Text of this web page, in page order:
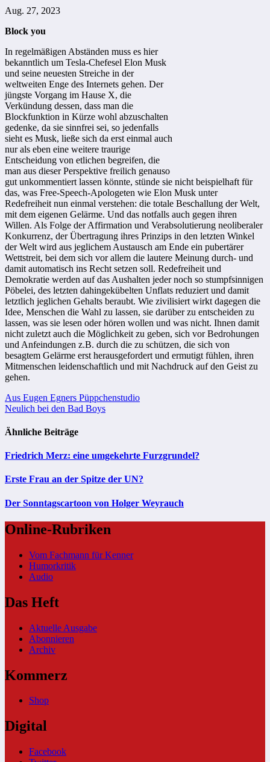
Aug. 27, 2023
Block you
In regelmäßigen Abständen muss es hier
bekanntlich um Tesla-Chefesel Elon Musk
und seine neuesten Streiche in der
weltweiten Enge des Internets gehen. Der
jüngste Vorgang im Hause X, die
Verkündung dessen, dass man die
Blockfunktion in Kürze wohl abzuschalten
gedenke, da sie sinnfrei sei, so jedenfalls
sieht es Musk, ließe sich da erst einmal auch
nur als eben eine weitere traurige
Entscheidung von etlichen begreifen, die
man aus dieser Perspektive freilich genauso
gut unkommentiert lassen könnte, stünde sie nicht beispielhaft für
das, was Free-Speech-Apologeten wie Elon Musk unter
Redefreiheit nun einmal verstehen: die totale Beschallung der Welt,
mit dem eigenen Gelärme. Und das notfalls auch gegen ihren
Willen. Als Folge der Affirmation und Verabsolutierung neoliberaler
Konkurrenz, der Übertragung ihres Prinzips in den letzten Winkel
der Welt wird aus jeglichem Austausch am Ende ein pubertärer
Wettstreit, bei dem sich vor allem die lautere Meinung durch- und
damit automatisch ins Recht setzen soll. Redefreiheit und
Demokratie werden auf das Aushalten jeder noch so stumpfsinnigen
Pöbelei, des letzten dahingekübelten Unflats reduziert und damit
letztlich jeglichen Gehalts beraubt. Wie zivilisiert wirkt dagegen die
Idee, Menschen die Wahl zu lassen, sie darüber zu entscheiden zu
lassen, was sie lesen oder hören wollen und was nicht. Ihnen damit
nicht zuletzt auch die Möglichkeit zu geben, sich vor Bedrohungen
und Anfeindungen z.B. durch die zu schützen, die sich von
besagtem Gelärme erst herausgefordert und ermutigt fühlen, ihren
Mitmenschen leidenschaftlich und mit Nachdruck auf den Geist zu
gehen.
Beitragsnavigation
Aus Eugen Egners Püppchenstudio
Neulich bei den Bad Boys
Ähnliche Beiträge
Friedrich Merz: eine umgekehrte Furzgrundel?
Erste Frau an der Spitze der UN?
Der Sonntagscartoon von Holger Weyrauch
Online-Rubriken
Vom Fachmann für Kenner
Humorkritik
Audio
Das Heft
Aktuelle Ausgabe
Abonnieren
Archiv
Kommerz
Shop
Digital
Facebook